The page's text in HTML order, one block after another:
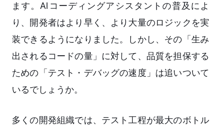
ます。AIコーディングアシスタントの普及によ
り、開発者はより早く、より大量のロジックを実
装できるようになりました。しかし、その「生み
出されるコードの量」に対して、品質を担保する
ための「テスト・デバッグの速度」は追いついて
いるでしょうか。
多くの開発組織では、テスト工程が最大のボトル